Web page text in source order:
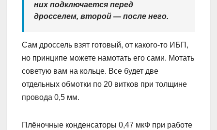
них подключается перед
дросселем, второй — после него.
Сам дроссель взят готовый, от какого-то ИБП,
но принципе можете намотать его сами. Мотать
советую вам на кольце. Все будет две
отдельных обмотки по 20 витков при толщине
провода 0,5 мм.
Плёночные конденсаторы 0,47 мкФ при работе